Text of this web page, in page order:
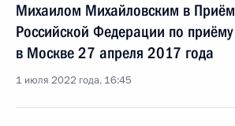
Михаилом Михайловским в
Российской Федерации по
в Москве 27 апреля 2017 года
1 июля 2022 года, 16:45